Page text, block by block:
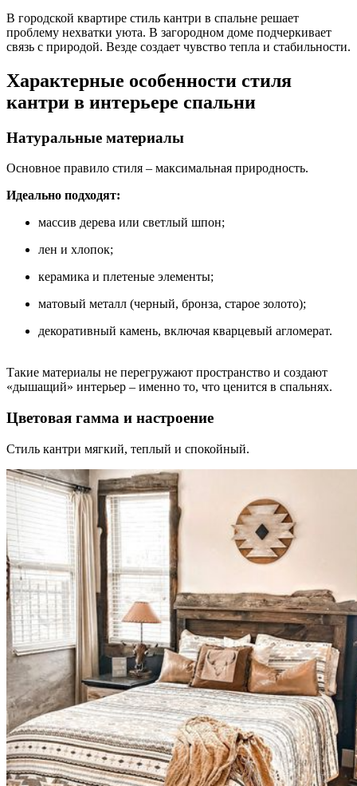
В городской квартире стиль кантри в спальне решает
проблему нехватки уюта. В загородном доме подчеркивает
связь с природой. Везде создает чувство тепла и стабильности.
Характерные особенности стиля
кантри в интерьере спальни
Натуральные материалы
Основное правило стиля – максимальная природность.
Идеально подходят:
массив дерева или светлый шпон;
лен и хлопок;
керамика и плетеные элементы;
матовый металл (черный, бронза, старое золото);
декоративный камень, включая кварцевый агломерат.
Такие материалы не перегружают пространство и создают
«дышащий» интерьер – именно то, что ценится в спальнях.
Цветовая гамма и настроение
Стиль кантри мягкий, теплый и спокойный.